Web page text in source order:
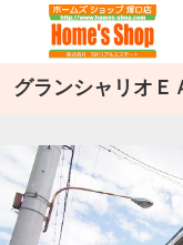
グランシャリオＥ